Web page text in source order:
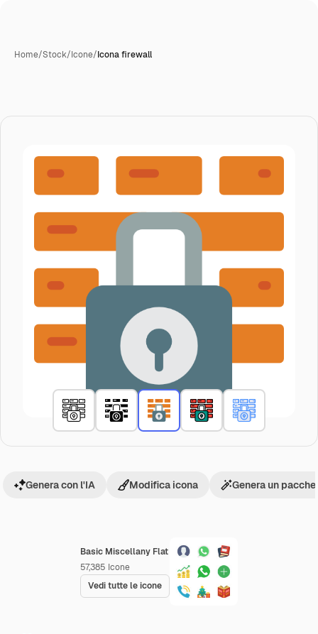
Home/Stock/Icone/Icona firewall
Basic Miscellany Flat
57,385 Icone
Vedi tutte le icone
Genera con l'IA Modifica icona Genera un